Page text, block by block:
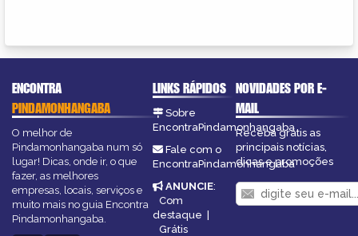
ENCONTRA
PINDAMONHANGABA
O melhor de
Pindamonhangaba num só
lugar! Dicas, onde ir, o que
fazer, as melhores
empresas, locais, serviços e
muito mais no guia Encontra
Pindamonhangaba.
LINKS RÁPIDOS
Sobre
EncontraPindamonhangaba
Fale com o
EncontraPindamonhangaba
ANUNCIE:
Com
destaque |
Grátis
NOVIDADES POR E-
MAIL
Receba grátis as
principais notícias,
dicas e promoções